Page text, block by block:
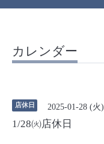
カレンダー
店休日 2025-01-28 (火)
1/28㈫店休日